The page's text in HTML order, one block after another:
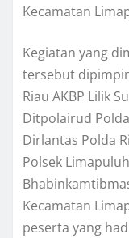
Kecamatan
Kegiatan yang
tersebut
Riau AKBP Lilik
Ditpolairud
Dirlantas Polda
Polsek
Kecamatan
peserta yang